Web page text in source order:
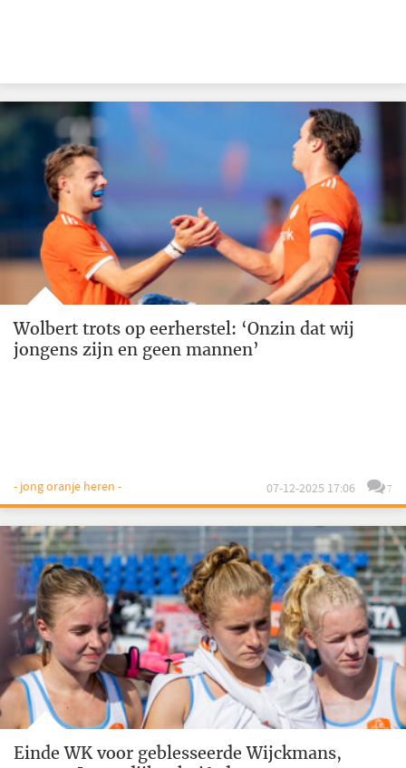
Wolbert trots op eerherstel: ‘Onzin dat wij
jongens zijn en geen mannen’
- jong oranje heren - 07-12-2025 17:06 7
Einde WK voor geblesseerde Wijckmans,